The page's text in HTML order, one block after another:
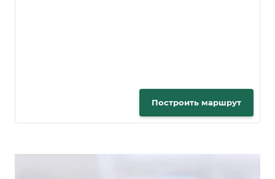
Построить маршрут